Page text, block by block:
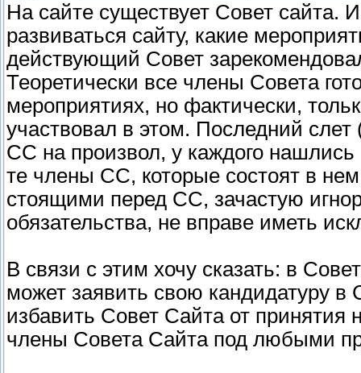
На сайте существует Совет сайта.
развиваться сайту, какие
действующий Совет
Теоретически все члены Совета
мероприятиях, но фактически,
участвовал в этом. Последний
СС на произвол, у каждого
те члены СС, которые состоят в
стоящими перед СС, зачастую
обязательства, не вправе иметь
В связи с этим хочу сказать: в
может заявить свою кандидатуру
избавить Совет Сайта от
члены Совета Сайта под любыми